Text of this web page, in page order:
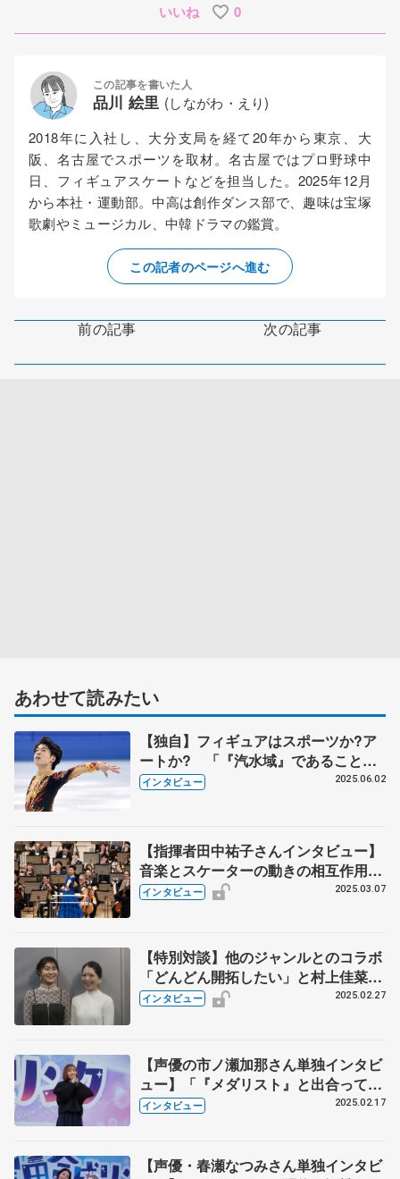
いいね 0
この記事を書いた人
品川 絵里 (しながわ・えり)
2018年に入社し、大分支局を経て20年から東京、大
阪、名古屋でスポーツを取材。名古屋ではプロ野球中
日、フィギュアスケートなどを担当した。2025年12月
から本社・運動部。中高は創作ダンス部で、趣味は宝塚
歌劇やミュージカル、中韓ドラマの鑑賞。
この記者のページへ進む
前の記事 次の記事
あわせて読みたい
【独自】フィギュアはスポーツか?ア
ートか? 「『汽水域』であることこ
そ醍醐味」 町田樹さん、単独インタ
インタビュー 2025.06.02
【指揮者田中祐子さんインタビュー】
音楽とスケーターの動きの相互作用で
生まれる魅力…チャレンジングな曲選
インタビュー 2025.03.07
【特別対談】他のジャンルとのコラボ
「どんどん開拓したい」と村上佳菜子
さん 鈴木明子さんは「音楽とともに
インタビュー 2025.02.27
【声優の市ノ瀬加那さん単独インタビ
ュー】「『メダリスト』と出合って、
小・中学生に戻りたい」と思った理
インタビュー 2025.02.17
【声優・春瀬なつみさん単独インタビ